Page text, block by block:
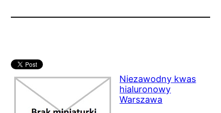
Niezawodny kwas
hialuronowy
Warszawa